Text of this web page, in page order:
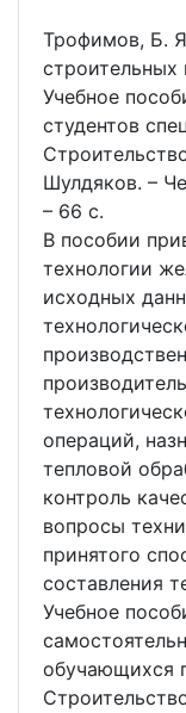
Трофимов, Б.
строительных
Учебное
студентов
Шулдяков. –
– 66 с.
В пособии
технологии
исходных
операций,
тепловой
контроль
вопросы
принятого
составления
Учебное
обучающихся